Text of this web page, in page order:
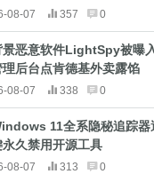
08-07 357 0
景恶意软件LightSpy被曝
理后台点肯德基外卖露馅
08-07 338 0
11全系隐秘追踪器
永久禁用开源工具
08-07 313 0